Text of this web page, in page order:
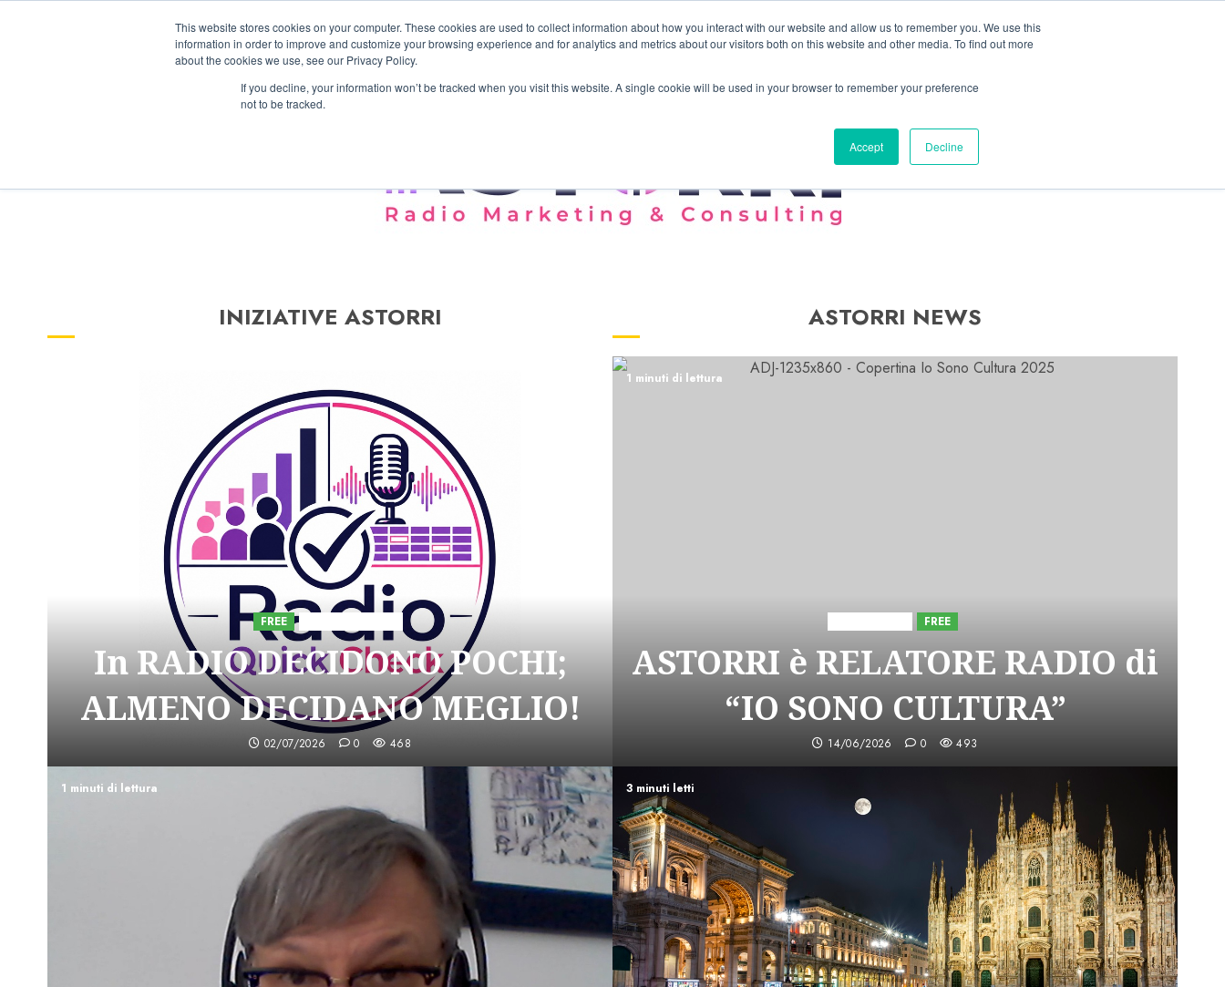
This website stores cookies on your computer. These cookies are used to collect information about how you interact with our website and allow us to remember you. We use this
information in order to improve and customize your browsing experience and for analytics and metrics about our visitors both on this website and other media. To find out more
about the cookies we use, see our Privacy Policy.
If you decline, your information won’t be tracked when you visit this website. A single cookie will be used in your browser to remember your preference
not to be tracked.
Accept Decline
07:14:38 LinkedinFacebook
INIZIATIVE ASTORRI
FREE
In RADIO DECIDONO POCHI;
ALMENO DECIDANO MEGLIO!
02/07/2026 0 468
1 minuti di lettura
ASTORRI NEWS
1 minuti di lettura
FREE
ASTORRI è RELATORE RADIO di
“IO SONO CULTURA”
14/06/2026 0 493
3 minuti letti